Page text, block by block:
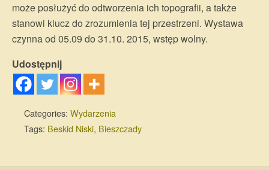
może posłużyć do odtworzenia ich topografii, a także
stanowi klucz do zrozumienia tej przestrzeni. Wystawa
czynna od 05.09 do 31.10. 2015, wstęp wolny.
Udostępnij
Categories: Wydarzenia
Tags: Beskid Niski, Bieszczady